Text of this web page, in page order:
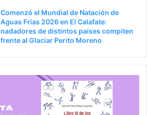
Comenzó el Mundial de Natación de
Aguas Frías 2026 en El Calafate:
nadadores de distintos países compiten
frente al Glaciar Perito Moreno